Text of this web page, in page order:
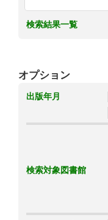
検索結果一覧
オプション
出版年月
検索対象図書館